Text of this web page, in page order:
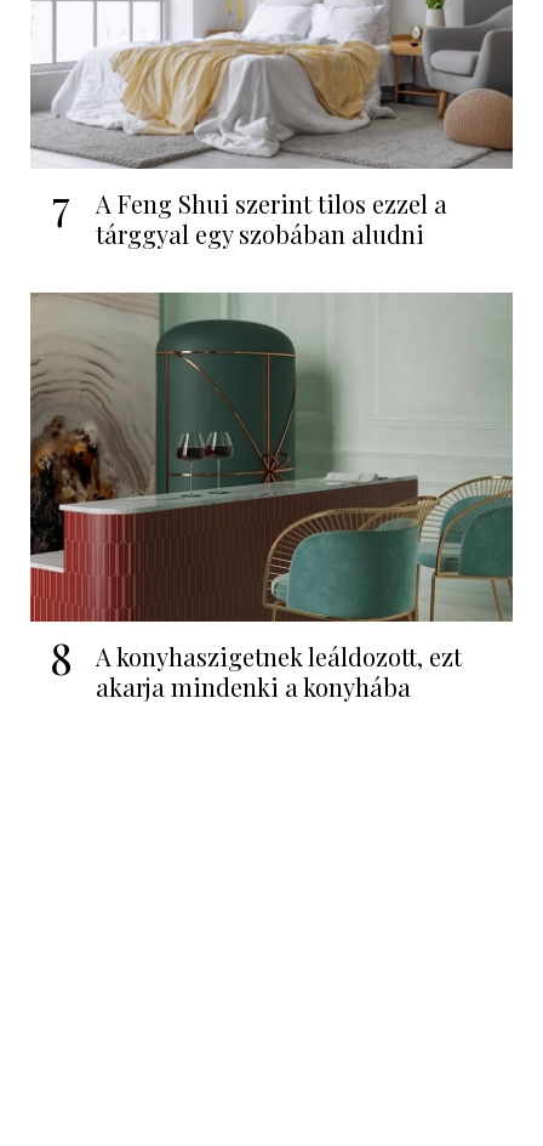
7
A Feng Shui szerint tilos ezzel a
tárggyal egy szobában aludni
8
A konyhaszigetnek leáldozott, ezt
akarja mindenki a konyhába